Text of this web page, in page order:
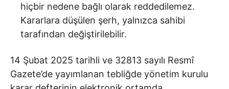
hiçbir nedene bağlı olarak reddedilemez.
Kararlara düşülen şerh, yalnızca sahibi
tarafından değiştirilebilir.
14 Şubat 2025 tarihli ve 32813 sayılı Resmî
Gazete’de yayımlanan tebliğde yönetim kurulu